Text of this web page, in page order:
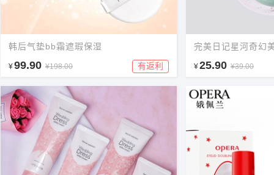
韩后气垫bb霜遮瑕保湿
¥99.90 ¥198.00 有返利
完美日记星河奇幻
¥25.90 ¥39.00